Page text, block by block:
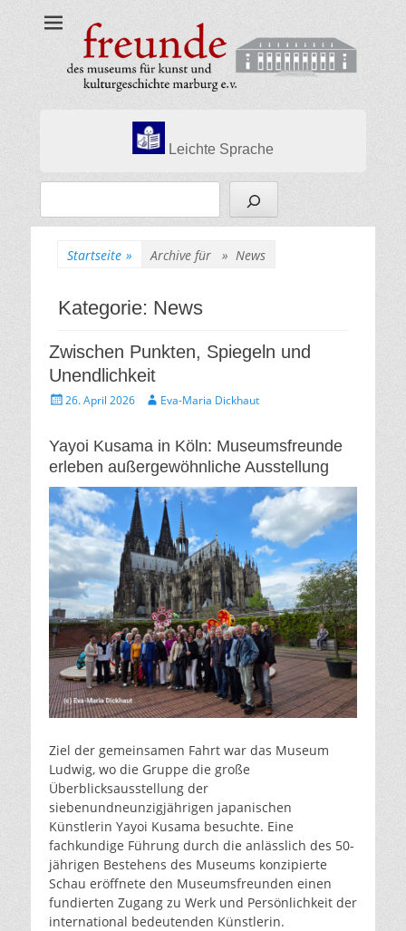
Museumsfreunde
Marburg
Leichte Sprache
Startseite » Archive für » News
Kategorie: News
Zwischen Punkten, Spiegeln und
Unendlichkeit
Gepostet
26. April 2026 AutorEva-Maria Dickhaut
Yayoi Kusama in Köln: Museumsfreunde
erleben außergewöhnliche Ausstellung
Ziel der gemeinsamen Fahrt war das Museum
Ludwig, wo die Gruppe die große
Überblicksausstellung der
siebenundneunzigjährigen japanischen
Künstlerin Yayoi Kusama besuchte. Eine
fachkundige Führung durch die anlässlich des 50-
jährigen Bestehens des Museums konzipierte
Schau eröffnete den Museumsfreunden einen
fundierten Zugang zu Werk und Persönlichkeit der
international bedeutenden Künstlerin.